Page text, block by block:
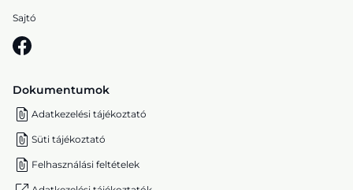
Sajtó
Dokumentumok
Adatkezelési tájékoztató
Süti tájékoztató
Felhasználási feltételek